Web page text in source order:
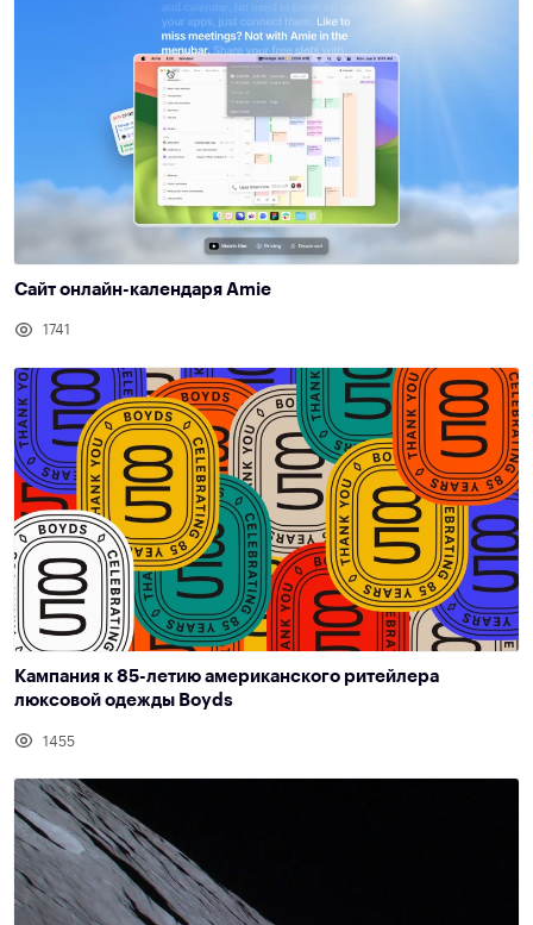
Сайт онлайн-календаря Amie
1741
Кампания к 85-летию американского ритейлера
люксовой одежды Boyds
1455